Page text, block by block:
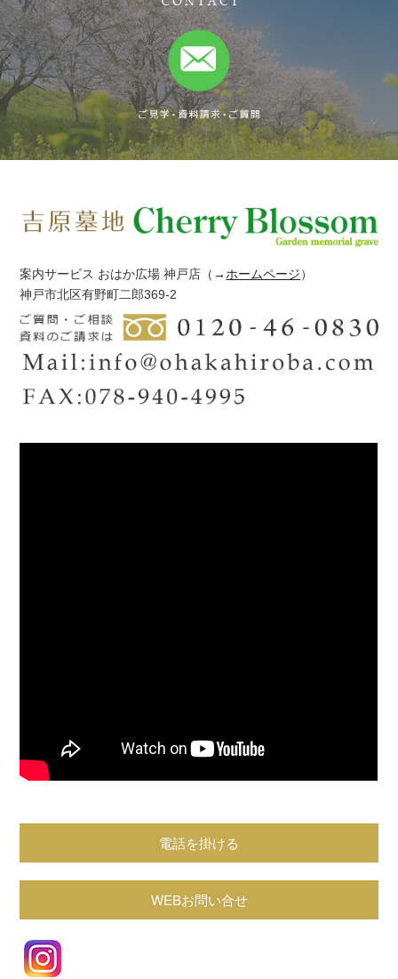
案内サービス おはか広場 神戸店 （→ ホームページ）
神戸市北区有野町二郎369-2
電話を掛ける
WEBお問い合せ